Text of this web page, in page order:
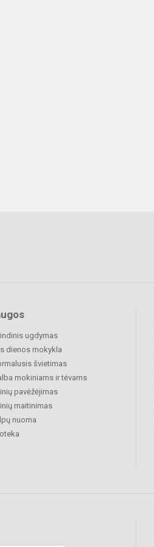
ugdymas
dienos mokykla
švietimas
mokiniams ir tėvams
pavėžėjimas
maitinimas
nuoma